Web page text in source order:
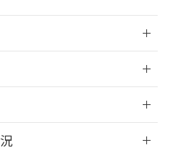
完了までの期間は出
在することから備考
おりました。
への在庫切替を完了
段のことがない限
り割愛しておりま